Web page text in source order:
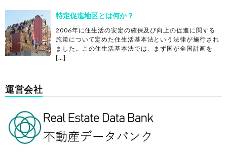
特定促進地区とは何か？
2006年に住生活の安定の確保及び向上の促進に関する
施策について定めた住生活基本法という法律が施行され
ました。この住生活基本法では、まず国が全国計画を
[…]
運営会社